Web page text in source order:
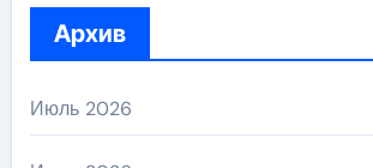
Архив
Июль 2026